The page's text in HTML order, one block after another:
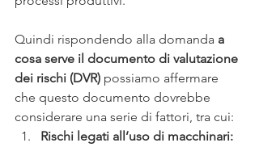
Quindi rispondendo alla domanda a
cosa serve il documento di valutazione
dei rischi (DVR) possiamo affermare
che questo documento dovrebbe
considerare una serie di fattori, tra cui:
Rischi legati all’uso di macchinari: